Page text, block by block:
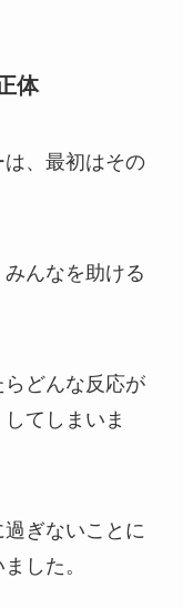
体
、最初はその
んなを助ける
らどんな反応が
てしまいま
ぎないことに
した。